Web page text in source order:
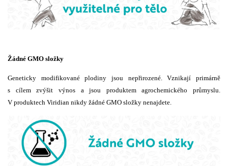
Žádné GMO složky
Geneticky modifikované plodiny jsou nepřirozené. Vznikají primárně
s cílem zvýšit výnos a jsou produktem agrochemického průmyslu.
V produktech Viridian nikdy žádné GMO složky nenajdete.